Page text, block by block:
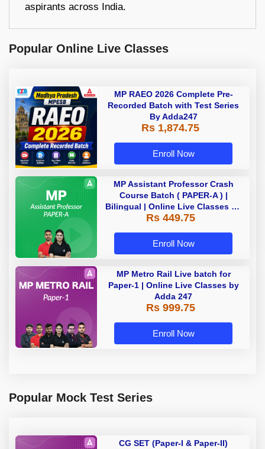
aspirants across India.
Popular Online Live Classes
MP RAEO 2026 Complete Pre-
Recorded Batch with Test Series
By Adda247
Rs 1,874.75
Enroll Now
MP Assistant Professor Crash
Course Batch ( PAPER-A ) |
Bilingual | Online Live Classes by
Adda 247
Rs 449.75
Enroll Now
MP Metro Rail Live batch for
Paper-1 | Online Live Classes by
Adda 247
Rs 999.75
Enroll Now
Popular Mock Test Series
CG SET (Paper-I & Paper-II)